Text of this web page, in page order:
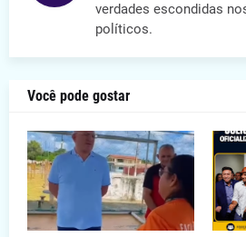
verdades escondidas
políticos.
Você pode gostar